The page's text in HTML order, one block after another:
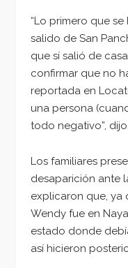
“Lo primero que
salido de San
que sí salió de
confirmar que no
reportada en
una persona
todo negativo”, dijo.
Los familiares
desaparición ante
explicaron que, ya
Wendy fue en
estado donde
así hicieron